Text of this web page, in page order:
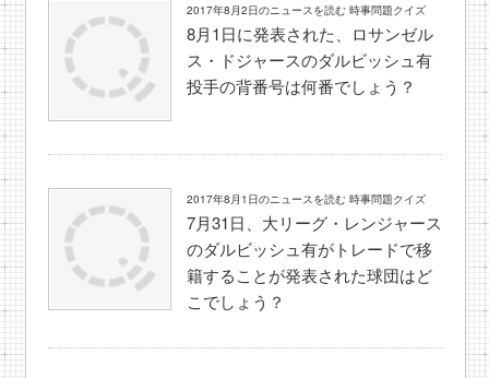
2017年8月2日のニュースを読む 時事問題クイズ
8月1日に発表された、ロサンゼル
ス・ドジャースのダルビッシュ有
投手の背番号は何番でしょう？
2017年8月1日のニュースを読む 時事問題クイズ
7月31日、大リーグ・レンジャース
のダルビッシュ有がトレードで移
籍することが発表された球団はど
こでしょう？